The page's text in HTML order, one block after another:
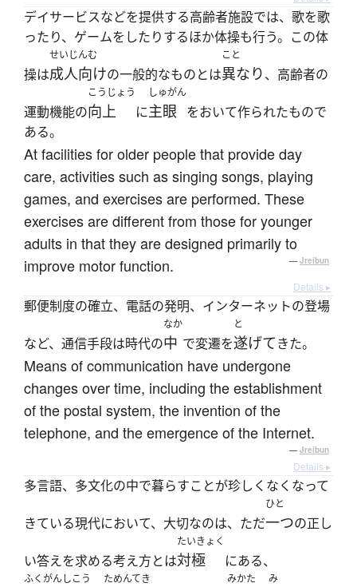
デイサービスなどを提供する高齢者施設では、歌を歌
ったり、ゲームをしたりするほか体操も行う。この体
操は
せいじんむ
成人向けの一般的なものとは
こと
異なり、高齢者の
運動機能の
こうじょう
向上 に
しゅがん
主眼
をおいて作られたもので
ある。
At facilities for older people that provide day
care, activities such as singing songs, playing
games, and exercises are performed. These
exercises are different from those for younger
adults in that they are designed primarily to
improve motor function.
— Jreibun
Details ▸
郵便制度の確立、電話の発明、インターネットの登場
など、通信手段は時代の
なか
中 で変遷を
と
遂げてきた。
Means of communication have undergone
changes over time, including the establishment
of the postal system, the invention of the
telephone, and the emergence of the Internet.
— Jreibun
Details ▸
多言語、多文化の中で暮らすことが珍しくなくなって
きている現代において、大切なのは、ただ
ひと
一つの正し
い答えを求める考え方とは
たいきょく
対極 にある、
ふくがんしこう ためんてき みかた み